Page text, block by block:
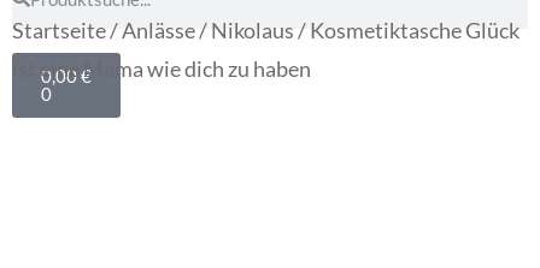
0,00€
0
Startseite/Anlässe/Nikolaus/ Kosmetiktasche Glück
ist eine Mama wie dich zu haben